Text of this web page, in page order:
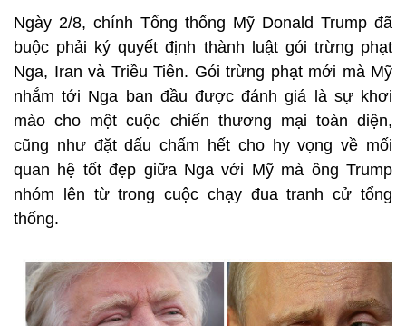
Ngày 2/8, chính Tổng thống Mỹ Donald Trump đã
buộc phải ký quyết định thành luật gói trừng phạt
Nga, Iran và Triều Tiên. Gói trừng phạt mới mà Mỹ
nhắm tới Nga ban đầu được đánh giá là sự khơi
mào cho một cuộc chiến thương mại toàn diện,
cũng như đặt dấu chấm hết cho hy vọng về mối
quan hệ tốt đẹp giữa Nga với Mỹ mà ông Trump
nhóm lên từ trong cuộc chạy đua tranh cử tổng
thống.